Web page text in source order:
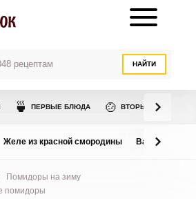
НАЙТИ
🍵 ПЕРВЫЕ БЛЮДА 🍲 ВТОРЫЕ БЛЮДА
Желе из красной смородины Варенье из
Помидоры на зиму
помидоры